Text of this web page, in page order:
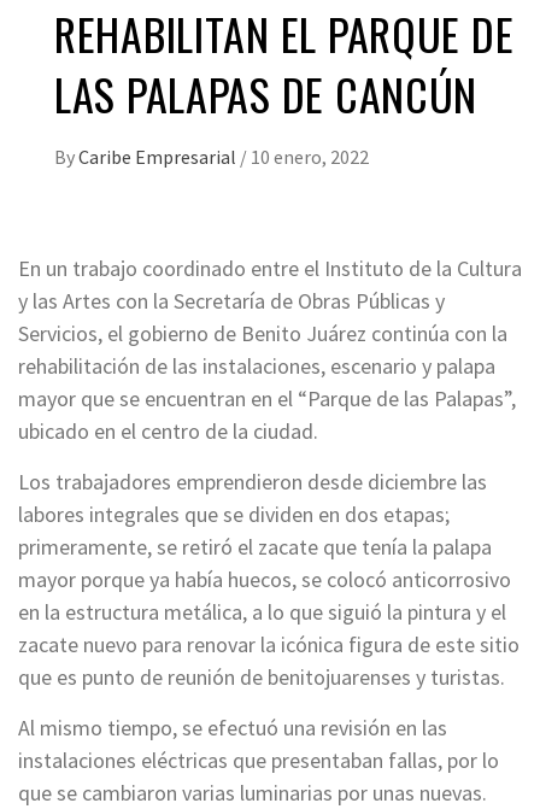
REHABILITAN EL PARQUE DE
LAS PALAPAS DE CANCÚN
ByCaribe Empresarial / 10 enero, 2022
En un trabajo coordinado entre el Instituto de la Cultura
y las Artes con la Secretaría de Obras Públicas y
Servicios, el gobierno de Benito Juárez continúa con la
rehabilitación de las instalaciones, escenario y palapa
mayor que se encuentran en el “Parque de las Palapas”,
ubicado en el centro de la ciudad.
Los trabajadores emprendieron desde diciembre las
labores integrales que se dividen en dos etapas;
primeramente, se retiró el zacate que tenía la palapa
mayor porque ya había huecos, se colocó anticorrosivo
en la estructura metálica, a lo que siguió la pintura y el
zacate nuevo para renovar la icónica figura de este sitio
que es punto de reunión de benitojuarenses y turistas.
Al mismo tiempo, se efectuó una revisión en las
instalaciones eléctricas que presentaban fallas, por lo
que se cambiaron varias luminarias por unas nuevas.